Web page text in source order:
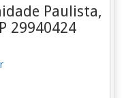
Paulista,
29940424